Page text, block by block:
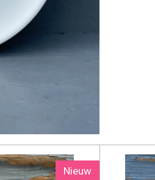
Nieuw